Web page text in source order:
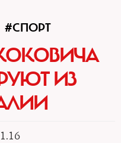
#СПОРТ
ИЗ